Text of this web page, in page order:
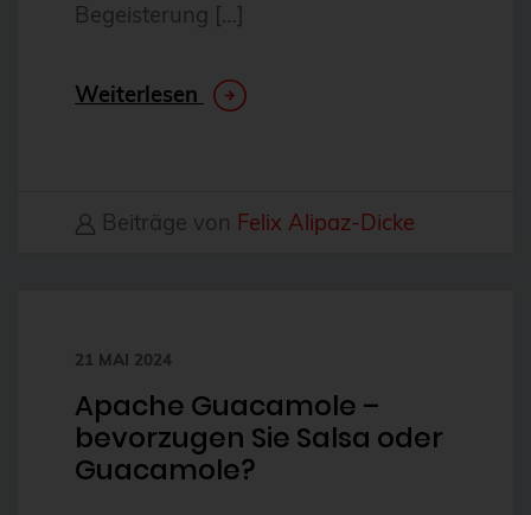
arm
Automatisierung
backup
bitnami
BSD
BSP
Begeisterung […]
Weiterlesen
Beiträge von Felix Alipaz-Dicke
21 MAI 2024
Apache Guacamole –
bevorzugen Sie Salsa oder
Guacamole?